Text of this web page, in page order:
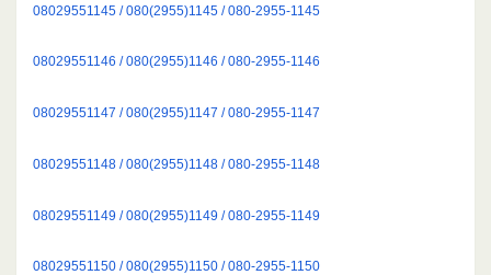
08029551145 / 080(2955)1145 / 080-2955-1145
08029551146 / 080(2955)1146 / 080-2955-1146
08029551147 / 080(2955)1147 / 080-2955-1147
08029551148 / 080(2955)1148 / 080-2955-1148
08029551149 / 080(2955)1149 / 080-2955-1149
08029551150 / 080(2955)1150 / 080-2955-1150